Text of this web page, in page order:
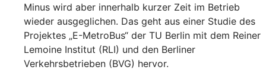
Minus wird aber innerhalb kurzer Zeit im Betrieb
wieder ausgeglichen. Das geht aus einer Studie des
Projektes „E-MetroBus“ der TU Berlin mit dem Reiner
Lemoine Institut (RLI) und den Berliner
Verkehrsbetrieben (BVG) hervor.